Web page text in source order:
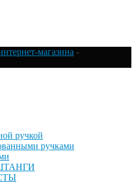
магазина -
ручкой
ручками